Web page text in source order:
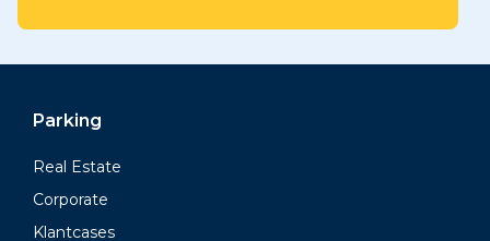
Parking
Real Estate
Corporate
Klantcases